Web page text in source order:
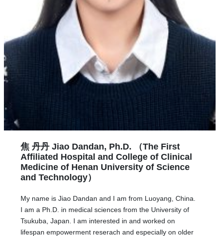
焦 丹丹 Jiao Dandan, Ph.D. （The First
Affiliated Hospital and College of Clinical
Medicine of Henan University of Science
and Technology）
My name is Jiao Dandan and I am from Luoyang, China.
I am a Ph.D. in medical sciences from the University of
Tsukuba, Japan. I am interested in and worked on
lifespan empowerment reserach and especially on older